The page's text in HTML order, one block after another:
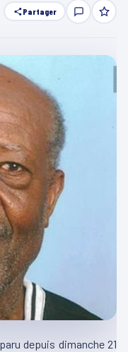
Partager
depuis dimanche 21